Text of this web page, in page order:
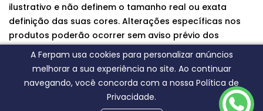
A Ferpam usa cookies para personalizar anúncios
melhorar a sua experiência no site. Ao continuar
navegando, você concorda com a nossa Política de
Privacidade.
ilustrativo e não definem o tamanho real ou exata
definição das suas cores. Alterações específicas nos
produtos poderão ocorrer sem aviso prévio dos
fornecedores, qualquer dúvida sobre nossos produtos
entre em contato conosco.